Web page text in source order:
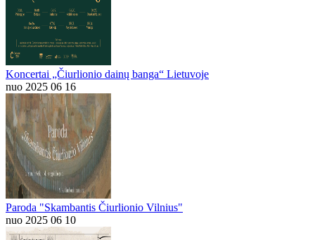
Koncertai „Čiurlionio dainų banga“ Lietuvoje
nuo 2025 06 16
Paroda "Skambantis Čiurlionio Vilnius"
nuo 2025 06 10